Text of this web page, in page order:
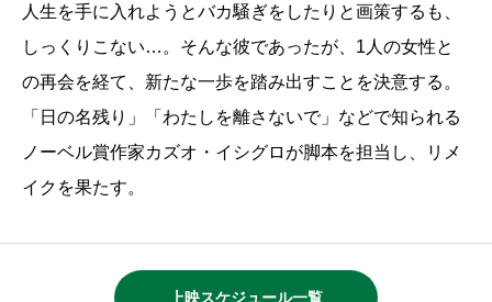
人生を手に入れようとバカ騒ぎをしたりと画策するも、
しっくりこない…。そんな彼であったが、1人の女性と
の再会を経て、新たな一歩を踏み出すことを決意する。
「日の名残り」「わたしを離さないで」などで知られる
ノーベル賞作家カズオ・イシグロが脚本を担当し、リメ
イクを果たす。
上映スケジュール一覧